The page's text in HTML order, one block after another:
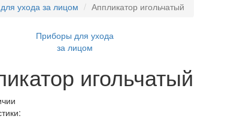
ухода за лицом Аппликатор игольчатый
Приборы для ухода
за лицом
игольчатый